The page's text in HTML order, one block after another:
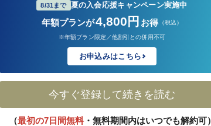
8/31まで 夏の入会応援キャンペーン実施中
年額プランが4,800円 お得 （税込）
※年額プラン限定／他割引との併用不可
お申込みはこちら
今すぐ登録して続きを読む
（最初の7日間無料・無料期間内はいつでも解約可）